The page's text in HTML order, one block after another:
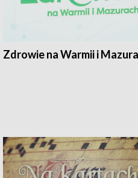
Zdrowie na Warmii i